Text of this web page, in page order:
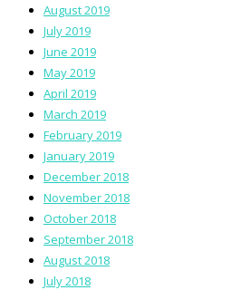
August 2019
July 2019
June 2019
May 2019
April 2019
March 2019
February 2019
January 2019
December 2018
November 2018
October 2018
September 2018
August 2018
July 2018